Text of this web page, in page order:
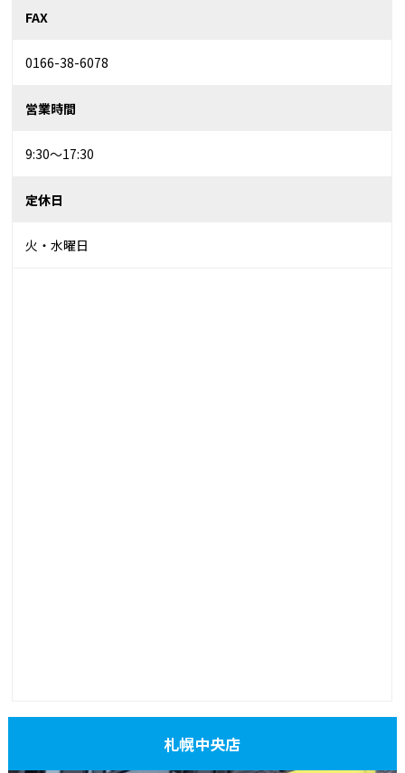
FAX
0166-38-6078
営業時間
9:30～17:30
定休日
火・水曜日
札幌中央店